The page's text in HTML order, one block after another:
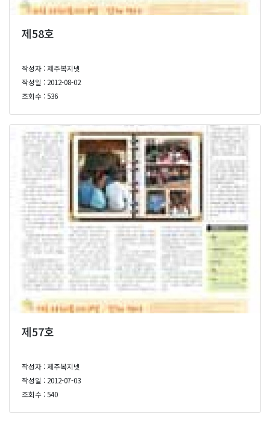
제58호
작성자 : 제주복지넷
작성일 : 2012-08-02
조회수 : 536
제57호
작성자 : 제주복지넷
작성일 : 2012-07-03
조회수 : 540